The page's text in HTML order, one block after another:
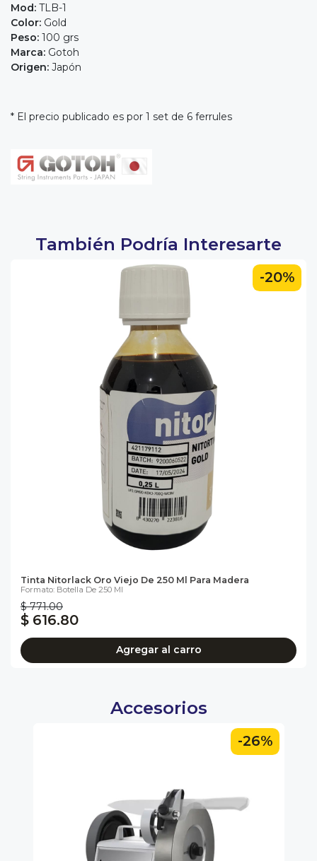
Mod: TLB-1
Color: Gold
Peso: 100 grs
Marca: Gotoh
Origen: Japón
* El precio publicado es por 1 set de 6 ferrules
También Podría Interesarte
-20%
Tinta Nitorlack Oro Viejo De 250 Ml Para Madera
Formato: Botella De 250 Ml
$ 771.00
$ 616.80
Agregar al carro
Accesorios
-26%